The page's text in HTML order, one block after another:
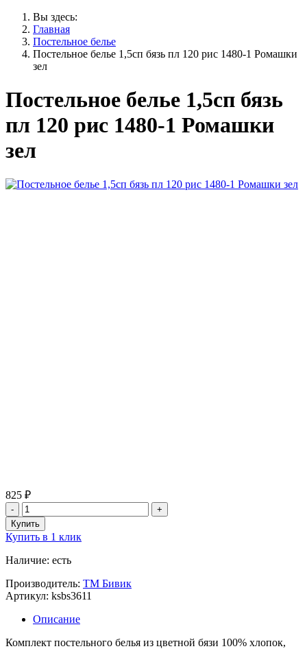
Вы здесь:
Главная
Постельное белье
Постельное белье 1,5сп бязь пл 120 рис 1480-1 Ромашки
зел
Постельное белье 1,5сп бязь
пл 120 рис 1480-1 Ромашки
зел
825 ₽
Купить в 1 клик
Наличие: есть
Производитель: ТМ Бивик
Артикул: ksbs3611
Описание
Комплект постельного белья из цветной бязи 100% хлопок,